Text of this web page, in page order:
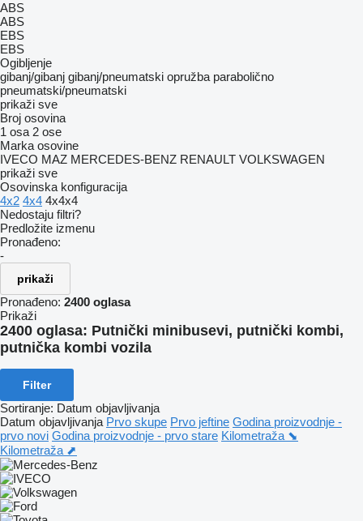
ABS
ABS
EBS
EBS
Ogibljenje
gibanj/gibanj gibanj/pneumatski opružba parabolično
pneumatski/pneumatski
prikaži sve
Broj osovina
1 osa 2 ose
Marka osovine
IVECO MAZ MERCEDES-BENZ RENAULT VOLKSWAGEN
prikaži sve
Osovinska konfiguracija
4x2 4x4 4x4x4
Nedostaju filtri?
Predložite izmenu
Pronađeno:
-
prikaži
Pronađeno: 2400 oglasa
Prikaži
2400 oglasa: Putnički minibusevi, putnički kombi,
putnička kombi vozila
Filter
Sortiranje: Datum objavljivanja
Datum objavljivanja Prvo skupe Prvo jeftine Godina proizvodnje -
prvo novi Godina proizvodnje - prvo stare Kilometraža ⬊
Kilometraža ⬈